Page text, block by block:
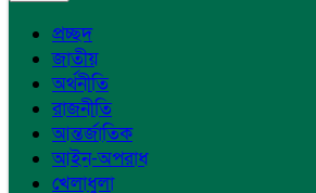
প্রচ্ছদ
জাতীয়
অর্থনীতি
রাজনীতি
আন্তর্জাতিক
আইন-অপরাধ
খেলাধুলা